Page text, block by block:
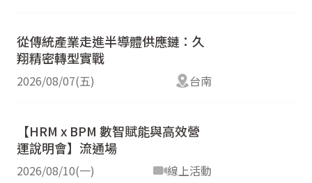
從傳統產業走進半導體供應鏈：久
翔精密轉型實戰
2026/08/07(五) 台南
【HRM x BPM 數智賦能與高效營
運說明會】流通場
2026/08/10(一) 線上活動